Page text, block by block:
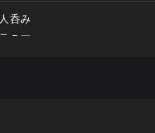
呑み
ュー